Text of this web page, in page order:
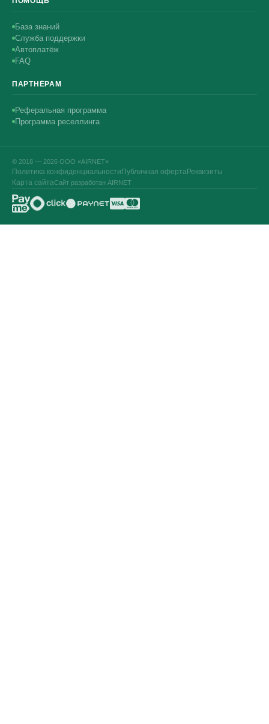
База знаний
Служба поддержки
Автоплатёж
FAQ
ПАРТНЁРАМ
Реферальная программа
Программа реселлинга
© 2018 — 2026 ООО «AIRNET»
Политика конфиденциальности Публичная офертаРеквизиты
Карта сайтаСайт разработан AIRNET